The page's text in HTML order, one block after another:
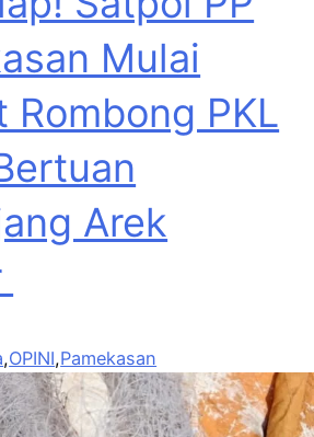
Mulai
Rombong PKL
Arek
,OPINI,Pamekasan